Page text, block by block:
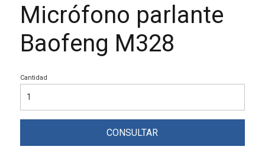
Micrófono parlante
Baofeng M328
Cantidad
CONSULTAR